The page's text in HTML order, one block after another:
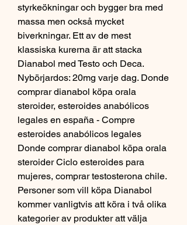
styrkeökningar och bygger bra med
massa men också mycket
biverkningar. Ett av de mest
klassiska kurerna är att stacka
Dianabol med Testo och Deca.
Nybörjardos: 20mg varje dag. Donde
comprar dianabol köpa orala
steroider, esteroides anabólicos
legales en españa - Compre
esteroides anabólicos legales
Donde comprar dianabol köpa orala
steroider Ciclo esteroides para
mujeres, comprar testosterona chile.
Personer som vill köpa Dianabol
kommer vanligtvis att köra i två olika
kategorier av produkter att välja